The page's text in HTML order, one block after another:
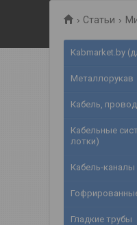
Статьи
Kabmarket.by
Металлорукав
Кабель, провод
Кабельные
лотки)
Кабель-каналы
Гладкие трубы